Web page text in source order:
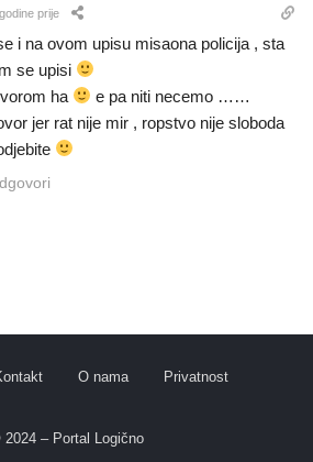
prije
i na ovom upisu misaona policija , sta
se upisi
ha
e pa niti necemo ……
jer rat nije mir , ropstvo nije sloboda
O nama Privatnost
– Portal Logično